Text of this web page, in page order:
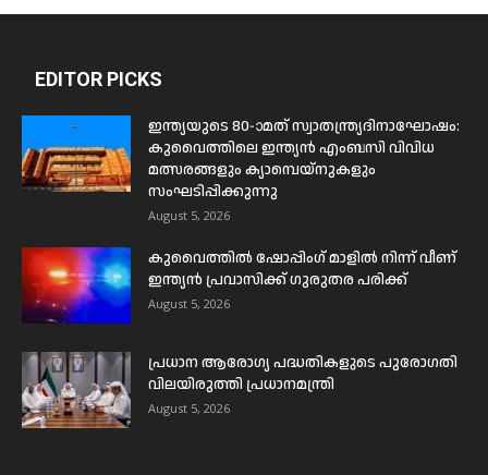
EDITOR PICKS
ഇന്ത്യയുടെ 80-ാമത് സ്വാതന്ത്ര്യദിനാഘോഷം:
കുവൈത്തിലെ ഇന്ത്യൻ എംബസി വിവിധ
മത്സരങ്ങളും ക്യാമ്പെയ്‌നുകളും
സംഘടിപ്പിക്കുന്നു
August 5, 2026
കുവൈത്തിൽ ഷോപ്പിംഗ് മാളിൽ നിന്ന് വീണ്
ഇന്ത്യൻ പ്രവാസിക്ക് ഗുരുതര പരിക്ക്
August 5, 2026
പ്രധാന ആരോഗ്യ പദ്ധതികളുടെ പുരോഗതി
വിലയിരുത്തി പ്രധാനമന്ത്രി
August 5, 2026